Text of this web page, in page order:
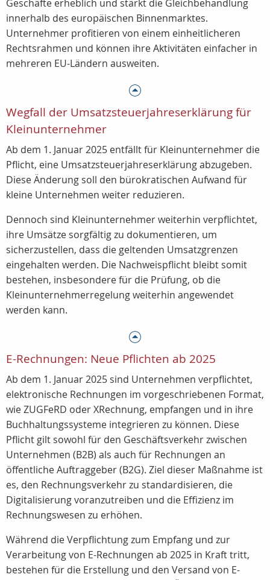
Geschäfte erheblich und stärkt die Gleichbehandlung
innerhalb des europäischen Binnenmarktes.
Unternehmer profitieren von einem einheitlicheren
Rechtsrahmen und können ihre Aktivitäten einfacher in
mehreren EU-Ländern ausweiten.
Wegfall der Umsatzsteuerjahreserklärung für
Kleinunternehmer
Ab dem 1. Januar 2025 entfällt für Kleinunternehmer die
Pflicht, eine Umsatzsteuerjahreserklärung abzugeben.
Diese Änderung soll den bürokratischen Aufwand für
kleine Unternehmen weiter reduzieren.
Dennoch sind Kleinunternehmer weiterhin verpflichtet,
ihre Umsätze sorgfältig zu dokumentieren, um
sicherzustellen, dass die geltenden Umsatzgrenzen
eingehalten werden. Die Nachweispflicht bleibt somit
bestehen, insbesondere für die Prüfung, ob die
Kleinunternehmerregelung weiterhin angewendet
werden kann.
E-Rechnungen: Neue Pflichten ab 2025
Ab dem 1. Januar 2025 sind Unternehmen verpflichtet,
elektronische Rechnungen im vorgeschriebenen Format,
wie ZUGFeRD oder XRechnung, empfangen und in ihre
Buchhaltungssysteme integrieren zu können. Diese
Pflicht gilt sowohl für den Geschäftsverkehr zwischen
Unternehmen (B2B) als auch für Rechnungen an
öffentliche Auftraggeber (B2G). Ziel dieser Maßnahme ist
es, den Rechnungsverkehr zu standardisieren, die
Digitalisierung voranzutreiben und die Effizienz im
Rechnungswesen zu erhöhen.
Während die Verpflichtung zum Empfang und zur
Verarbeitung von E-Rechnungen ab 2025 in Kraft tritt,
bestehen für die Erstellung und den Versand von E-